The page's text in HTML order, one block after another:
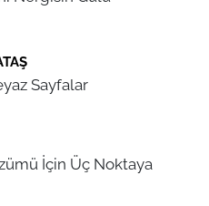
Sayfalar
İçin Üç Noktaya